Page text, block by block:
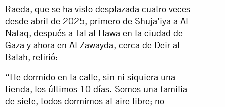
Raeda, que se ha visto desplazada cuatro veces
desde abril de 2025, primero de Shuja’iya a Al
Nafaq, después a Tal al Hawa en la ciudad de
Gaza y ahora en Al Zawayda, cerca de Deir al
Balah, refirió:
“He dormido en la calle, sin ni siquiera una
tienda, los últimos 10 días. Somos una familia
de siete, todos dormimos al aire libre; no